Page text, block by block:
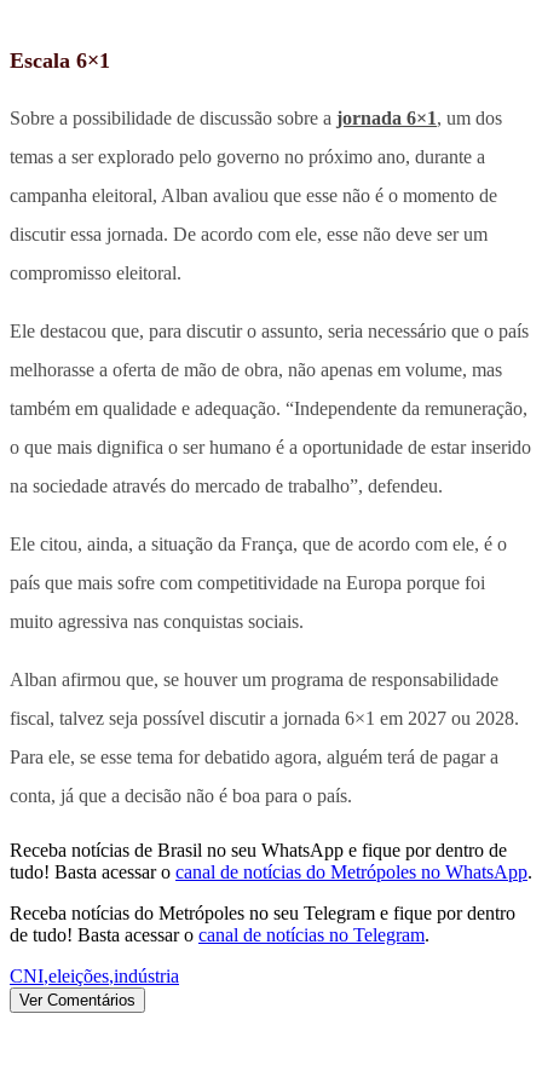
Escala 6×1
Sobre a possibilidade de discussão sobre a jornada 6×1, um dos
temas a ser explorado pelo governo no próximo ano, durante a
campanha eleitoral, Alban avaliou que esse não é o momento de
discutir essa jornada. De acordo com ele, esse não deve ser um
compromisso eleitoral.
Ele destacou que, para discutir o assunto, seria necessário que o país
melhorasse a oferta de mão de obra, não apenas em volume, mas
também em qualidade e adequação. “Independente da remuneração,
o que mais dignifica o ser humano é a oportunidade de estar inserido
na sociedade através do mercado de trabalho”, defendeu.
Ele citou, ainda, a situação da França, que de acordo com ele, é o
país que mais sofre com competitividade na Europa porque foi
muito agressiva nas conquistas sociais.
Alban afirmou que, se houver um programa de responsabilidade
fiscal, talvez seja possível discutir a jornada 6×1 em 2027 ou 2028.
Para ele, se esse tema for debatido agora, alguém terá de pagar a
conta, já que a decisão não é boa para o país.
Receba notícias de Brasil no seu WhatsApp e fique por dentro de
tudo! Basta acessar o canal de notícias do Metrópoles no WhatsApp.
Receba notícias do Metrópoles no seu Telegram e fique por dentro
de tudo! Basta acessar o canal de notícias no Telegram.
CNI,eleições,indústria
Ver Comentários